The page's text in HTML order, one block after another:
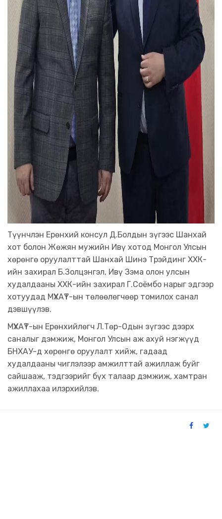
Түүнчлэн Ерөнхий консул Д.Болдын зүгээс Шанхай
хот болон Жөжян мужийн Ивү хотод Монгол Улсын
хөрөнгө оруулалттай Шанхай Шинэ Трэйдинг ХХК-
ийн захирал Б.Золцэнгэл, Ивү Зэма олон улсын
худалдааны ХХК-ийн захирал Г.Соёмбо нарыг эдгээр
хотуудад МҮХАҮТ-ын төлөөлөгчөөр томилох санал
дэвшүүлэв.
МҮХАҮТ-ын Ерөнхийлөгч Л.Төр-Одын зүгээс дээрх
саналыг дэмжиж, Монгол Улсын аж ахуй нэгжүүд
БНХАУ-д хөрөнгө оруулалт хийж, гадаад
худалдааны чиглэлээр амжилттай ажиллаж буйг
сайшааж, тэдгээрийг бүх талаар дэмжиж, хамтран
ажиллахаа илэрхийлэв.